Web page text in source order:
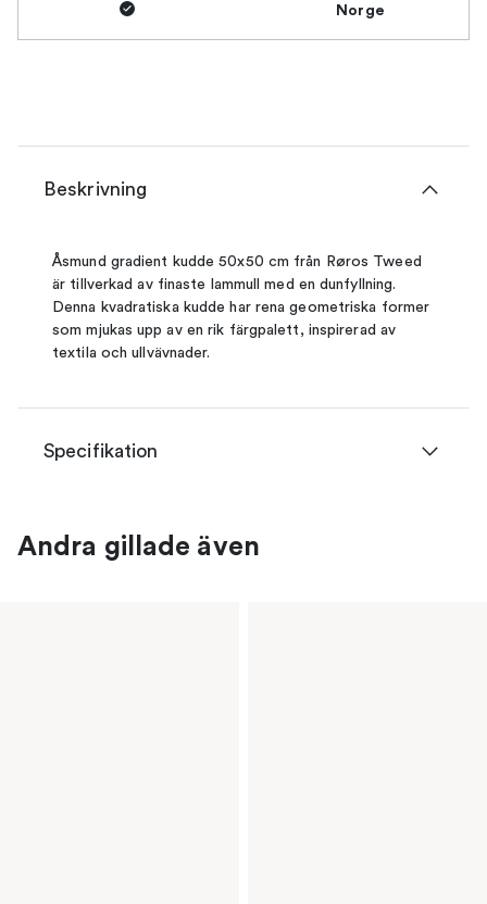
Norge
Beskrivning
Åsmund gradient kudde 50x50 cm från Røros Tweed
är tillverkad av finaste lammull med en dunfyllning.
Denna kvadratiska kudde har rena geometriska former
som mjukas upp av en rik färgpalett, inspirerad av
textila och ullvävnader.
Specifikation
Andra gillade även